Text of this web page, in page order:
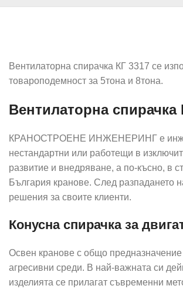
Вентилаторна спирачка КГ 3317 се
товароподемност за 5тона и 8тона.
Вентилаторна спирачка
КРАНОСТРОЕНЕ ИНЖЕНЕРИНГ е
нестандартни или работещи в
развитие и внедряване, а по-късно, в
България кранове. След разпадането
решения за своите клиенти.
Конусна спирачка за
Освен кранове с общо предназначение
агресивни среди. В най-важната си
изделията се прилагат съвременни